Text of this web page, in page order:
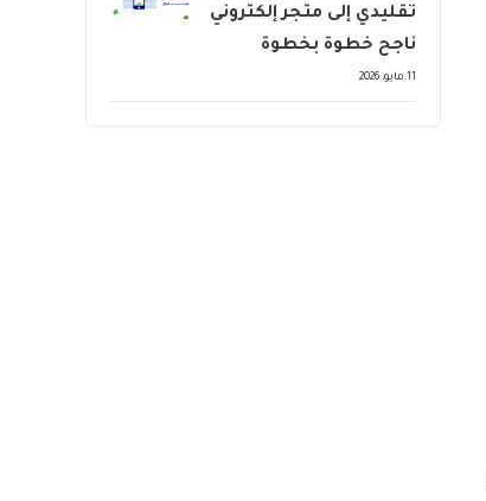
تقليدي إلى متجر إلكتروني
ناجح خطوة بخطوة
11 مايو، 2026